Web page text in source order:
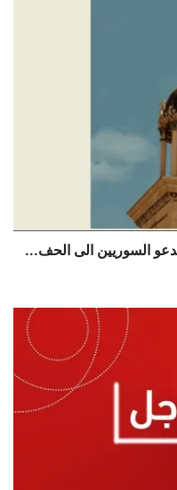
السوريين الى الحف...